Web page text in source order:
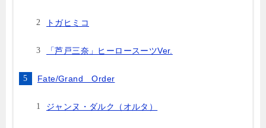
トガヒミコ
「芦戸三奈」ヒーロースーツVer.
Fate/Grand Order
ジャンヌ・ダルク（オルタ）